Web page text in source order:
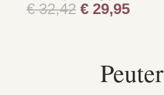
€32,42 €29,95
Peuter